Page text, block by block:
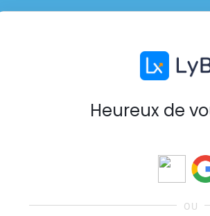
Heureux de